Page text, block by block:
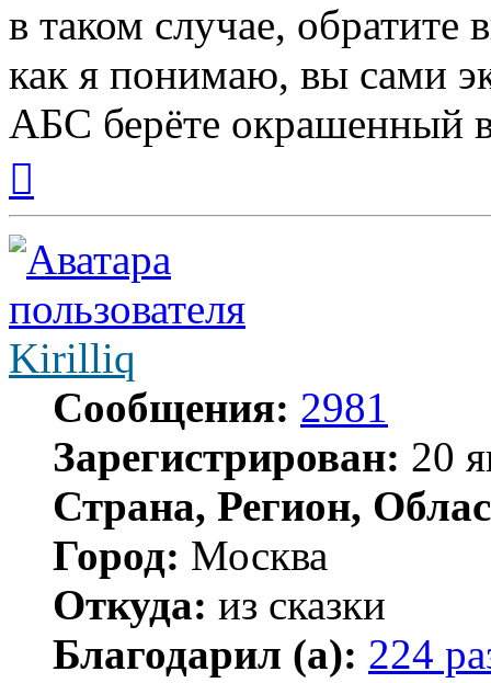
в таком случае,
как я понимаю, вы сами
АБС берёте окрашенный
началу
Kirilliq
Сообщения: 2981
Зарегистрирован: 20
Страна, Регион,
Город: Москва
Откуда: из сказки
Благодарил (а): 224